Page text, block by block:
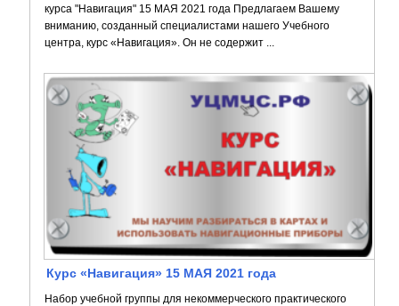
курса "Навигация" 15 МАЯ 2021 года Предлагаем Вашему
вниманию, созданный специалистами нашего Учебного
центра, курс «Навигация». Он не содержит ...
Курс «Навигация» 15 МАЯ 2021 года
Набор учебной группы для некоммерческого практического